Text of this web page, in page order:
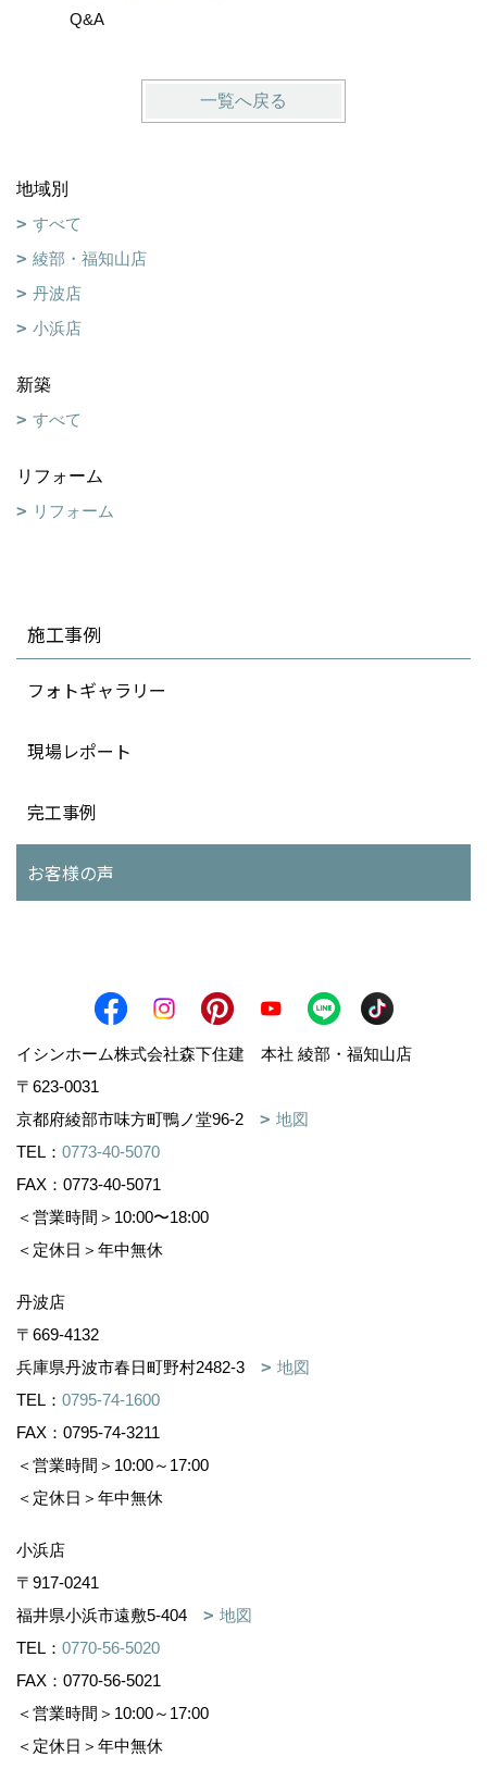
Q&A
一覧へ戻る
地域別
すべて
綾部・福知山店
丹波店
小浜店
新築
すべて
リフォーム
リフォーム
施工事例
フォトギャラリー
現場レポート
完工事例
お客様の声
イシンホーム株式会社森下住建 本社 綾部・福知山店
〒623-0031
京都府綾部市味方町鴨ノ堂96-2
地図
TEL： 0773-40-5070
FAX：0773-40-5071
＜営業時間＞10:00〜18:00
＜定休日＞年中無休
丹波店
〒669-4132
兵庫県丹波市春日町野村2482-3
地図
TEL： 0795-74-1600
FAX：0795-74-3211
＜営業時間＞10:00～17:00
＜定休日＞年中無休
小浜店
〒917-0241
福井県小浜市遠敷5-404
地図
TEL： 0770-56-5020
FAX：0770-56-5021
＜営業時間＞10:00～17:00
＜定休日＞年中無休